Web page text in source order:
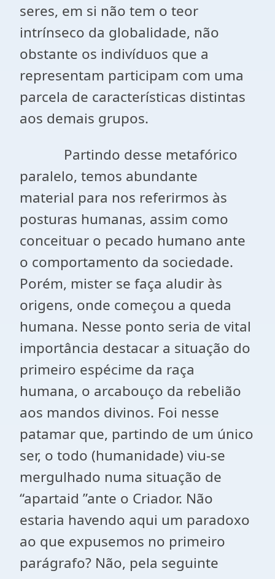
seres, em si não tem o teor
intrínseco da globalidade, não
obstante os indivíduos que a
representam participam com uma
parcela de características distintas
aos demais grupos.
Partindo desse metafórico
paralelo, temos abundante
material para nos referirmos às
posturas humanas, assim como
conceituar o pecado humano ante
o comportamento da sociedade.
Porém, mister se faça aludir às
origens, onde começou a queda
humana. Nesse ponto seria de vital
importância destacar a situação do
primeiro espécime da raça
humana, o arcabouço da rebelião
aos mandos divinos. Foi nesse
patamar que, partindo de um único
ser, o todo (humanidade) viu-se
mergulhado numa situação de
“apartaid ”ante o Criador. Não
estaria havendo aqui um paradoxo
ao que expusemos no primeiro
parágrafo? Não, pela seguinte